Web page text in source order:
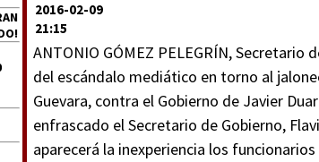
2016-02-09
21:15
ANTONIO GÓMEZ PELEGRÍN, Secretario
del escándalo mediático en torno al
Guevara, contra el Gobierno de Javier
enfrascado el Secretario de Gobierno,
aparecerá la inexperiencia los